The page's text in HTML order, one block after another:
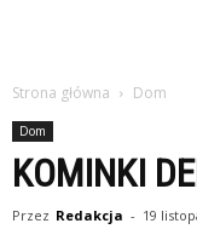
Strona główna Dom
Dom
KOMINKI
Przez Redakcja - 19